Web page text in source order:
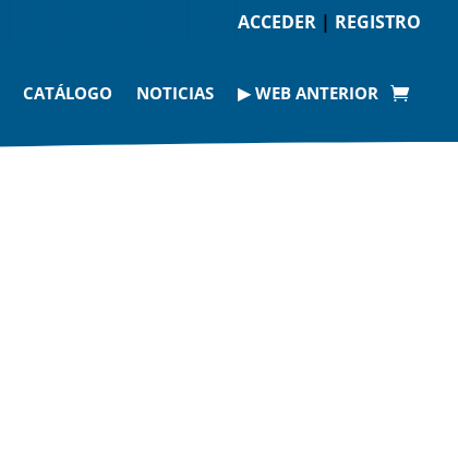
ACCEDER | REGISTRO
CATÁLOGO NOTICIAS ▶ WEB ANTERIOR